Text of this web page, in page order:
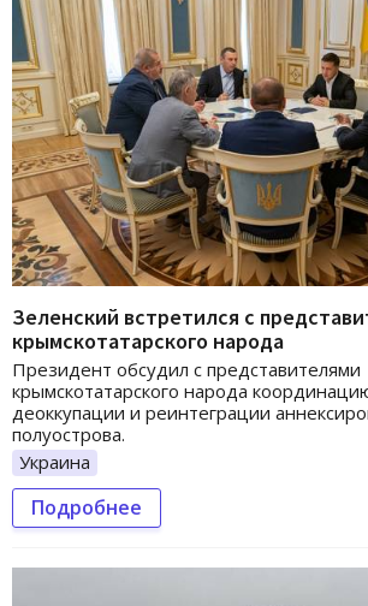
Зеленский встретился с
крымскотатарского народа
Президент обсудил с представителями
крымскотатарского народа
деоккупации и реинтеграции
полуострова.
Украина
Подробнее